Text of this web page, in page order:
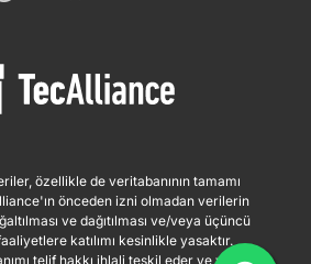
özellikle de veritabanının tamamı
önceden izni olmadan verilerin
ve dağıtılması ve/veya üçüncü
katılımı kesinlikle yasaktır.
telif hakkı ihlali teşkil eder ve yasal